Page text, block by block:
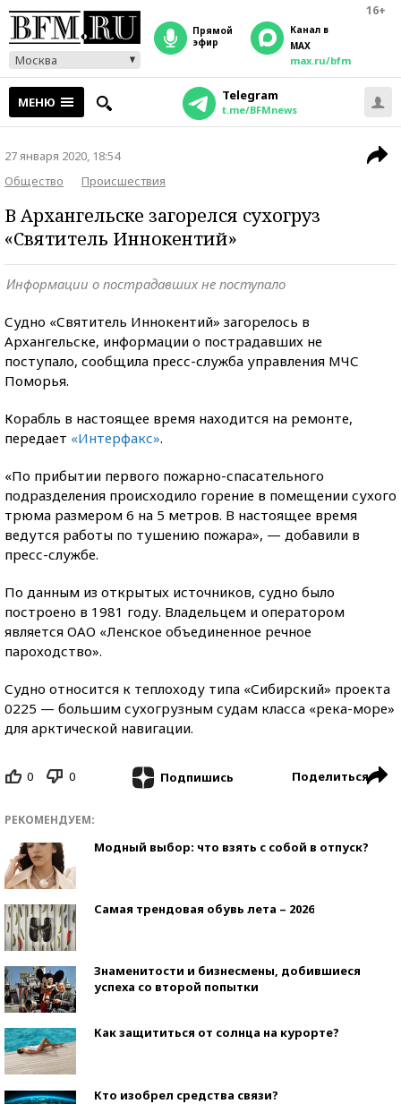
16+
Москва
прямой
эфир
Канал в
MAX
max.ru/bfm
МЕНЮ Telegram
t.me/BFMnews
27 января 2020, 18:54
Общество
Происшествия
В Архангельске загорелся сухогруз
«Святитель Иннокентий»
Информации о пострадавших не поступало
Судно «Святитель Иннокентий» загорелось в
Архангельске, информации о пострадавших не
поступало, сообщила пресс-служба управления МЧС
Поморья.
Корабль в настоящее время находится на ремонте,
передает «Интерфакс».
«По прибытии первого пожарно-спасательного
подразделения происходило горение в помещении сухого
трюма размером 6 на 5 метров. В настоящее время
ведутся работы по тушению пожара», — добавили в
пресс-службе.
По данным из открытых источников, судно было
построено в 1981 году. Владельцем и оператором
является ОАО «Ленское объединенное речное
пароходство».
Судно относится к теплоходу типа «Сибирский» проекта
0225 — большим сухогрузным судам класса «река-море»
для арктической навигации.
0 0 Подпишись Поделиться
РЕКОМЕНДУЕМ:
Модный выбор: что взять с собой в отпуск?
Самая трендовая обувь лета – 2026
Знаменитости и бизнесмены, добившиеся
успеха со второй попытки
Как защититься от солнца на курорте?
Кто изобрел средства связи?